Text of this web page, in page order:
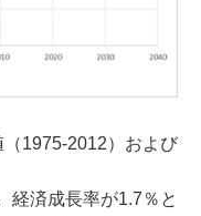
1975-2012）および
経済成長率が1.7％と